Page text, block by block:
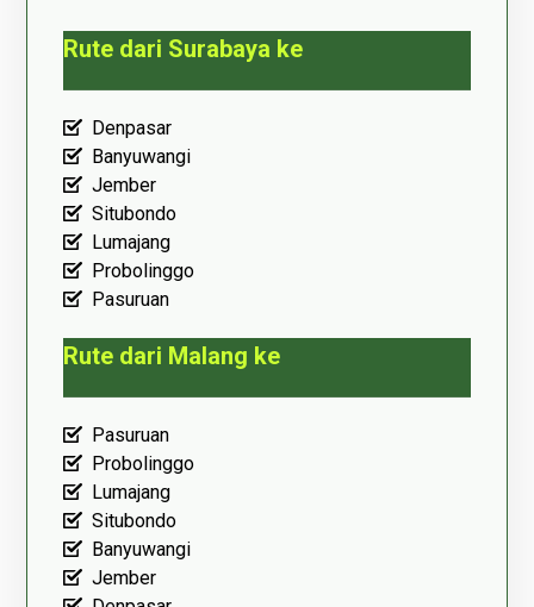
Rute dari Surabaya ke
Denpasar
Banyuwangi
Jember
Situbondo
Lumajang
Probolinggo
Pasuruan
Rute dari Malang ke
Pasuruan
Probolinggo
Lumajang
Situbondo
Banyuwangi
Jember